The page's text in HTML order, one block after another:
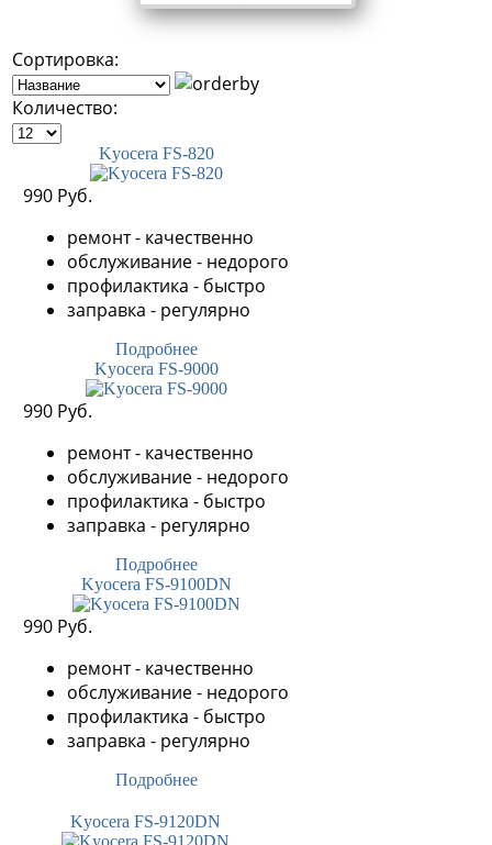
Сортировка:
Количество:
Kyocera FS-820
990 Руб.
ремонт - качественно
обслуживание - недорого
профилактика - быстро
заправка - регулярно
Подробнее
Kyocera FS-9000
990 Руб.
ремонт - качественно
обслуживание - недорого
профилактика - быстро
заправка - регулярно
Подробнее
Kyocera FS-9100DN
990 Руб.
ремонт - качественно
обслуживание - недорого
профилактика - быстро
заправка - регулярно
Подробнее
Kyocera FS-9120DN